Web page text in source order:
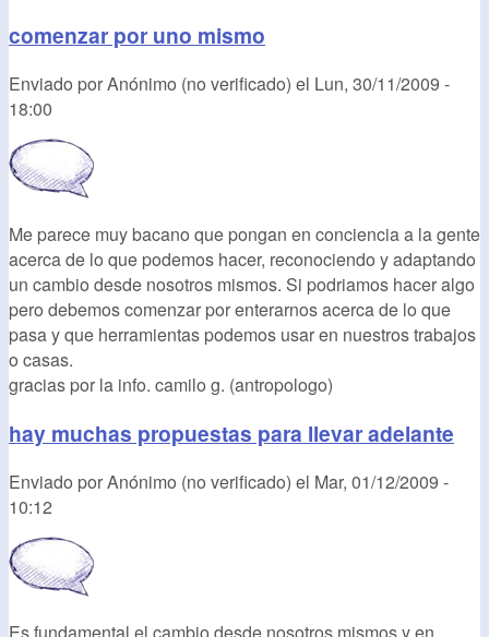
comenzar por uno mismo
Enviado porAnónimo (no verificado) el Lun, 30/11/2009 -
18:00
Me parece muy bacano que pongan en conciencia a la gente
acerca de lo que podemos hacer, reconociendo y adaptando
un cambio desde nosotros mismos. Si podriamos hacer algo
pero debemos comenzar por enterarnos acerca de lo que
pasa y que herramientas podemos usar en nuestros trabajos
o casas.
gracias por la info. camilo g. (antropologo)
hay muchas propuestas para llevar adelante
Enviado porAnónimo (no verificado) el Mar, 01/12/2009 -
10:12